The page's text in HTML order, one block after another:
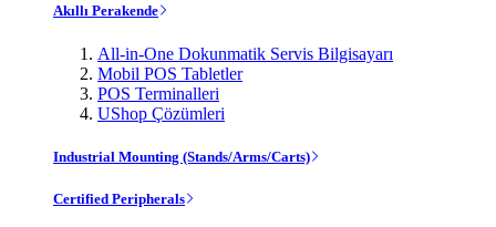
Akıllı Perakende
All-in-One Dokunmatik Servis Bilgisayarı
Mobil POS Tabletler
POS Terminalleri
UShop Çözümleri
Industrial Mounting (Stands/Arms/Carts)
Certified Peripherals